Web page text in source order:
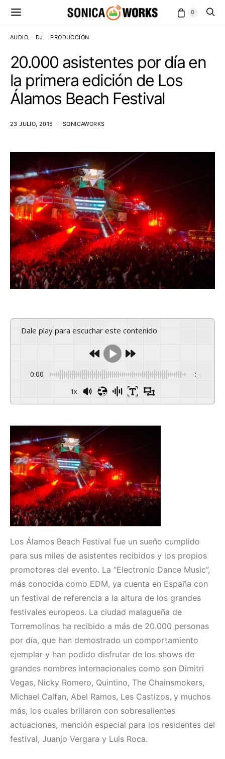
0
AUDIO DJ PRODUCCIÓN
20.000 asistentes por día en
la primera edición de Los
Álamos Beach Festival
23 JULIO, 2015 SONICAWORKS
Dale play para escuchar este contenido
0:00 -:--
1x
Los Álamos Beach Festival fue un sueño cumplido
para sus miles de asistentes recibidos y los propios
promotores del evento. La “Electronic Dance Music”,
más conocida como EDM, ya cuenta en España con
un festival de referencia a la altura de los grandes
festivales europeos. La ciudad malagueña de
Torremolinos ha recibido a más de 20.000 personas
por día, que han demostrado un comportamiento
ejemplar y han podido disfrutar de los shows de
grandes nombres internacionales como son Dimitri
Vegas, Nicky Romero, Quintino, The Chainsmokers,
Michael Calfan, Abel Ramos, Les Castizos, y muchos
más, los cuales brillaron con sobresalientes
actuaciones, mención especial para los residentes del
festival, Juanjo Vergara y Luis Roca.